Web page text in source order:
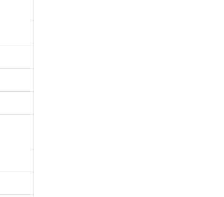
供させていただ
ご了承ください。
づき作成されるも
制御機器販売店・
いようお願いしま
ズにご登録され
当社の共同利用者
ことをご了承くだ
(PBDE) 1000ppm以下、
以下、フタル酸ジブチ
さない年数を意
制貨物等」とい
許可)を取得する
必要な手段を講じ
にこれらの製造装
は、取り引きをい
オムロン制御